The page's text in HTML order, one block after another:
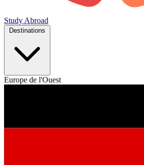
Study Abroad
Europe de l'Ouest